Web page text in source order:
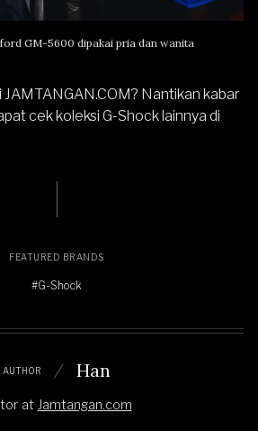
GM-5600 dipakai pria dan wanita
JAMTANGAN.COM? Nantikan kabar
cek koleksi G-Shock lainnya di
FEATURED BRANDS
#G-Shock
AUTHOR Han
at Jamtangan.com